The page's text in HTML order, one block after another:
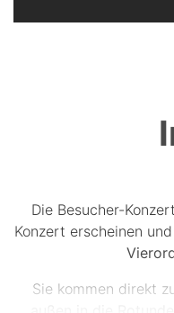
Die Besucher-
Konzert erscheinen
Sie kommen direkt